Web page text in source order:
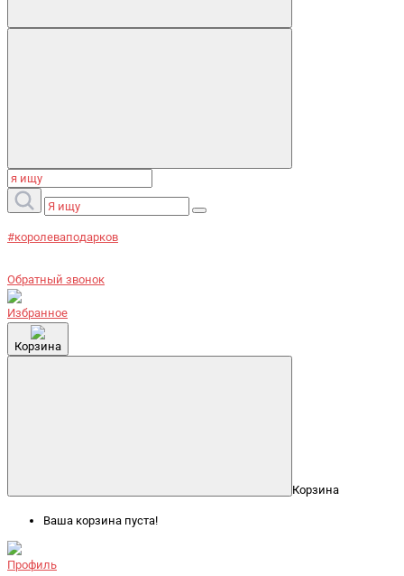
#королеваподарков
Обратный звонок
Избранное
Корзина
Корзина
Ваша корзина пуста!
Профиль